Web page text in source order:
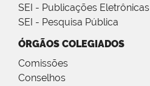
SEI - Publicações Eletrônicas
SEI - Pesquisa Pública
ÓRGÃOS COLEGIADOS
Comissões
Conselhos